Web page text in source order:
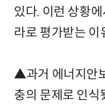
있다. 이런 상황
라로 평가받는 이
▲과거 에너지안
충의 문제로 인식